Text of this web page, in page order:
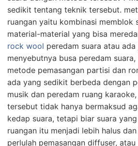
sedikit tentang teknik tersebut.
ruangan yaitu kombinasi memblok
material-material yang bisa
rock wool peredam suara atau
menyebutnya busa peredam
metode pemasangan partisi dan
ada yang sedikit berbeda dengan
musik dan peredam ruang
tersebut tidak hanya bermaksud
kedap suara, tetapi biar suara
ruangan itu menjadi lebih halus
perlulah pemasangan diffuser,